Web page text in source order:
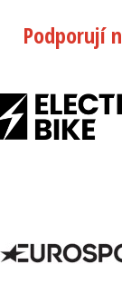
Podporují